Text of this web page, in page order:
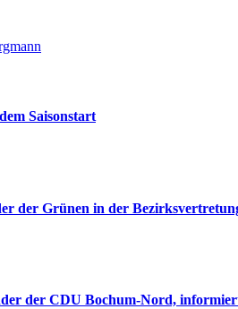
Saisonstart
der Grünen in der
der CDU Bochum-Nord,